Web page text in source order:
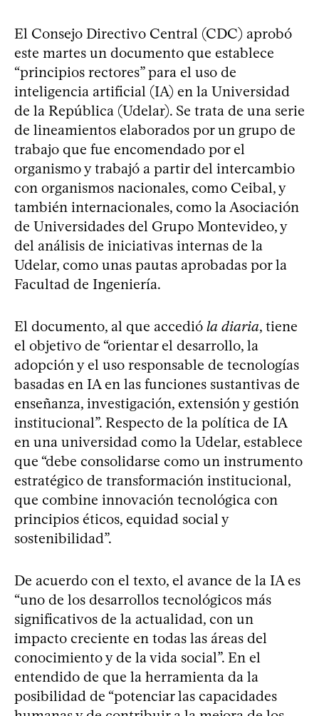
El Consejo Directivo Central (CDC) aprobó
este martes un documento que establece
“principios rectores” para el uso de
inteligencia artificial (IA) en la Universidad
de la República (Udelar). Se trata de una serie
de lineamientos elaborados por un grupo de
trabajo que fue encomendado por el
organismo y trabajó a partir del intercambio
con organismos nacionales, como Ceibal, y
también internacionales, como la Asociación
de Universidades del Grupo Montevideo, y
del análisis de iniciativas internas de la
Udelar, como unas pautas aprobadas por la
Facultad de Ingeniería.
El documento, al que accedió la diaria, tiene
el objetivo de “orientar el desarrollo, la
adopción y el uso responsable de tecnologías
basadas en IA en las funciones sustantivas de
enseñanza, investigación, extensión y gestión
institucional”. Respecto de la política de IA
en una universidad como la Udelar, establece
que “debe consolidarse como un instrumento
estratégico de transformación institucional,
que combine innovación tecnológica con
principios éticos, equidad social y
sostenibilidad”.
De acuerdo con el texto, el avance de la IA es
“uno de los desarrollos tecnológicos más
significativos de la actualidad, con un
impacto creciente en todas las áreas del
conocimiento y de la vida social”. En el
entendido de que la herramienta da la
posibilidad de “potenciar las capacidades